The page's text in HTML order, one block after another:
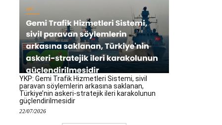
YKP: Gemi Trafik Hizmetleri Sistemi, sivil
paravan söylemlerin arkasına saklanan,
Türkiye’nin askeri-stratejik ileri karakolunun
güçlendirilmesidir
22/07/2026